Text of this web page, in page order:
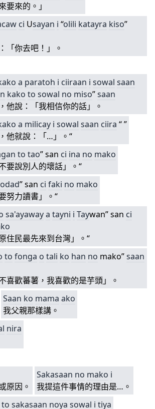
要來的。」
ci Usayan i “olili katayra kiso”
「你去吧！」。
a paratoh i ciiraan i sowal saan
kako to sowal no miso”saan
他說：「我相信你的話」。
a milicay i sowal saan ciira “ ”
他就說：「…」。“
to tao” san ci ina no mako
要說別人的壞話」。“
” san ci faki no mako
努力讀書」。“
sa'ayawaya tayni i Taywan” san ci
住民最先來到台灣」。“
to fonga o tali ko han no mako”saan
喜歡蕃薯，我喜歡的是芋頭」。
Saan ko mama ako
我父親那樣講。
nira
原因。
Sakasaan no mako i
我提這件事情的理由是…。
to sakasaan noya sowal i tiya